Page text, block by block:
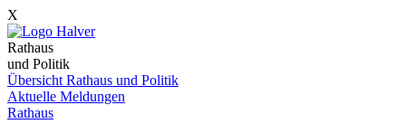
X
Rathaus
und Politik
Übersicht Rathaus und Politik
Aktuelle Meldungen
Rathaus